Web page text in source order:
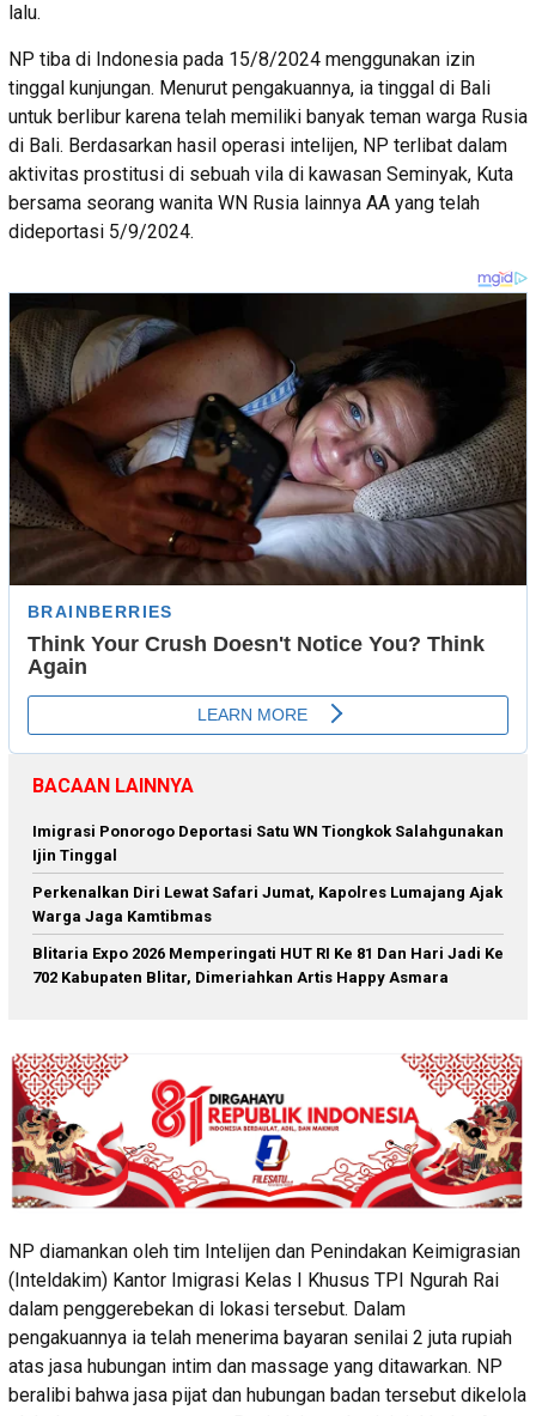
lalu.
NP tiba di Indonesia pada 15/8/2024 menggunakan izin
tinggal kunjungan. Menurut pengakuannya, ia tinggal di Bali
untuk berlibur karena telah memiliki banyak teman warga Rusia
di Bali. Berdasarkan hasil operasi intelijen, NP terlibat dalam
aktivitas prostitusi di sebuah vila di kawasan Seminyak, Kuta
bersama seorang wanita WN Rusia lainnya AA yang telah
dideportasi 5/9/2024.
BACAAN LAINNYA
Imigrasi Ponorogo Deportasi Satu WN Tiongkok Salahgunakan
Ijin Tinggal
Perkenalkan Diri Lewat Safari Jumat, Kapolres Lumajang Ajak
Warga Jaga Kamtibmas
Blitaria Expo 2026 Memperingati HUT RI Ke 81 Dan Hari Jadi Ke
702 Kabupaten Blitar, Dimeriahkan Artis Happy Asmara
NP diamankan oleh tim Intelijen dan Penindakan Keimigrasian
(Inteldakim) Kantor Imigrasi Kelas I Khusus TPI Ngurah Rai
dalam penggerebekan di lokasi tersebut. Dalam
pengakuannya ia telah menerima bayaran senilai 2 juta rupiah
atas jasa hubungan intim dan massage yang ditawarkan. NP
beralibi bahwa jasa pijat dan hubungan badan tersebut dikelola